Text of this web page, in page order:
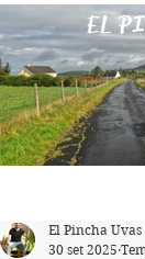
EL
El Pincha Uvas
30 set 2025